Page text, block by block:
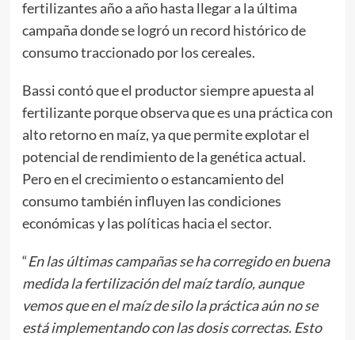
fertilizantes año a año hasta llegar a la última
campaña donde se logró un record histórico de
consumo traccionado por los cereales.
Bassi contó que el productor siempre apuesta al
fertilizante porque observa que es una práctica con
alto retorno en maíz, ya que permite explotar el
potencial de rendimiento de la genética actual.
Pero en el crecimiento o estancamiento del
consumo también influyen las condiciones
económicas y las políticas hacia el sector.
“En las últimas campañas se ha corregido en buena
medida la fertilización del maíz tardío, aunque
vemos que en el maíz de silo la práctica aún no se
está implementando con las dosis correctas. Esto